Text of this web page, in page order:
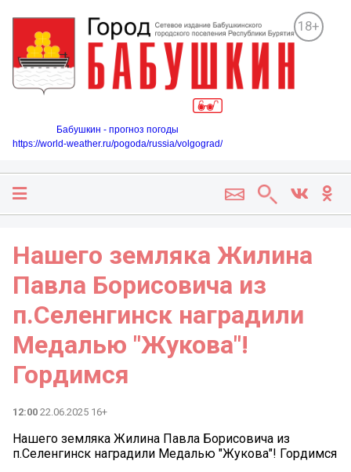
18+
Бабушкин - прогноз погоды
https://world-weather.ru/pogoda/russia/volgograd/
Нашего земляка Жилина
Павла Борисовича из
п.Селенгинск наградили
Медалью "Жукова"!
Гордимся
12:00 22.06.2025 16+
Нашего земляка Жилина Павла Борисовича из
п.Селенгинск наградили Медалью "Жукова"! Гордимся